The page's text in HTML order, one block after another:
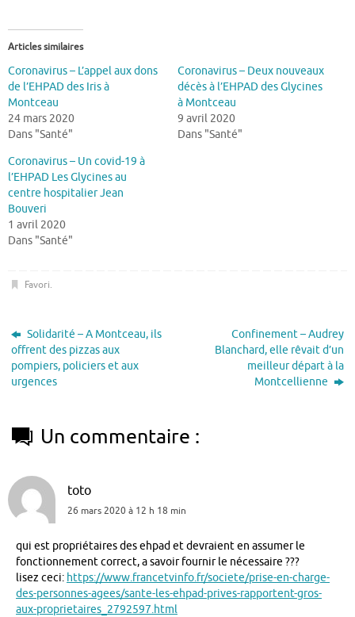
Articles similaires
Coronavirus – L’appel aux dons
de l’EHPAD des Iris à
Montceau
24 mars 2020
Dans "Santé"
Coronavirus – Deux nouveaux
décès à l’EHPAD des Glycines
à Montceau
9 avril 2020
Dans "Santé"
Coronavirus – Un covid-19 à
l’EHPAD Les Glycines au
centre hospitalier Jean
Bouveri
1 avril 2020
Dans "Santé"
Favori.
Solidarité – A Montceau, ils
offrent des pizzas aux
pompiers, policiers et aux
urgences
Confinement – Audrey
Blanchard, elle rêvait d’un
meilleur départ à la
Montcellienne
Un commentaire :
toto
26 mars 2020 à 12 h 18 min
qui est propriétaires des ehpad et devraient en assumer le
fonctionnement correct, a savoir fournir le nécessaire ???
lisez ceci: https://www.francetvinfo.fr/societe/prise-en-charge-
des-personnes-agees/sante-les-ehpad-prives-rapportent-gros-
aux-proprietaires_2792597.html